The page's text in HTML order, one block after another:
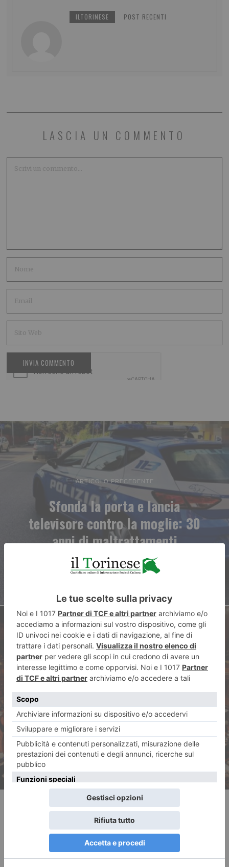
ILTORINESE POST RECENTI
LASCIA UN COMMENTO
ARTICOLO PRECEDENTE
Sfonda la porta e lancia
televisore contro la moglie: 30
anni di maltrattamenti
ARTICOLO SUCCESSIVO
La rubrica della domenica di
Pier Franco Quaglieni
RECENTI: